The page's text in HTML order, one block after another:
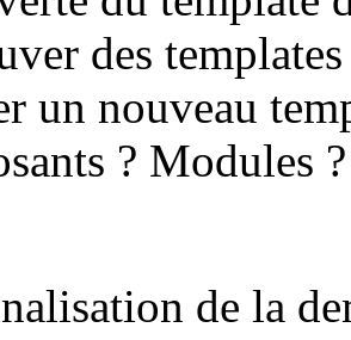
des templates
un nouveau
? Modules
de la